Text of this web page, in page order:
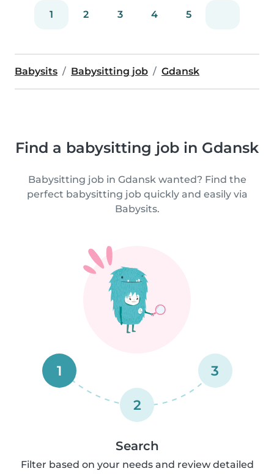
1 2 3 4 5
Babysits Babysitting job Gdansk
Find a babysitting job in Gdansk
Babysitting job in Gdansk wanted? Find the
perfect babysitting job quickly and easily via
Babysits.
1
2
3
Search
Filter based on your needs and review detailed